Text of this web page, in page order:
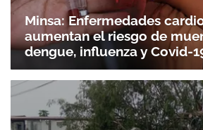
Minsa: Enfermedades
aumentan el riesgo de
dengue, influenza y Covid-